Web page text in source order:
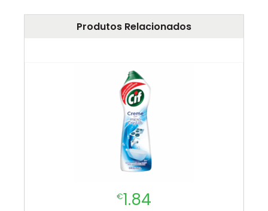
Produtos Relacionados
€1.84